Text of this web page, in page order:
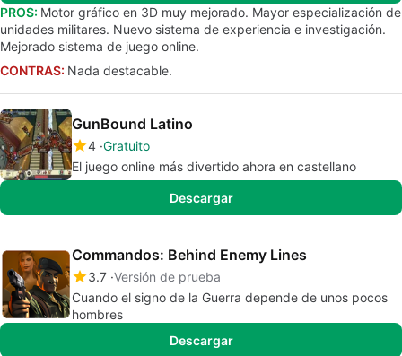
PROS: Motor gráfico en 3D muy mejorado. Mayor especialización de
unidades militares. Nuevo sistema de experiencia e investigación.
Mejorado sistema de juego online.
CONTRAS: Nada destacable.
GunBound Latino
4 Gratuito
El juego online más divertido ahora en castellano
Descargar
Commandos: Behind Enemy Lines
3.7 Versión de prueba
Cuando el signo de la Guerra depende de unos pocos
hombres
Descargar